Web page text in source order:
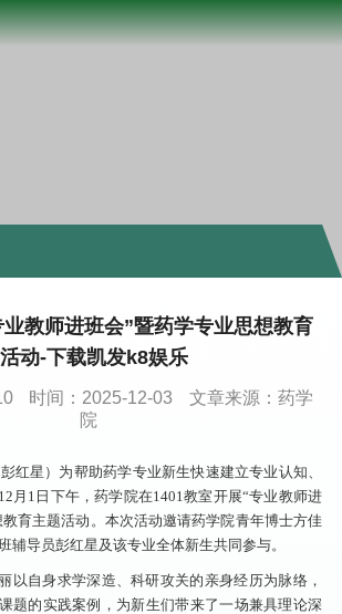
教师进班会”暨药学专业思想教育
活动-下载凯发k8娱乐
时间：2025-12-03
文章来源：药学
院
红星）为帮助药学专业新生快速建立专业认知、
月1日下午，药学院在1401教室开展“专业教师进
育主题活动。本次活动邀请药学院青年博士方佳
辅导员彭红星及该专业全体新生共同参与。
以自身求学深造、科研攻关的亲身经历为脉络，
题的实践案例，为新生们带来了一场兼具理论深